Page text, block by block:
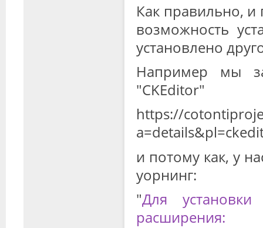
Как правильно,
возможность
установлено
Например мы
"CKEditor"
https://
и потому как, у
уорнинг:
"Для
расширения: